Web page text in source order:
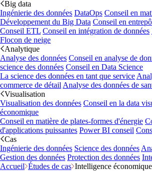
Big data
Ingénierie des données DataOps Conseil en
Développement du Big Data Conseil en
Conseil ETL Conseil en intégration de données
Flocon de neige
Analytique
Analyse des données Conseil en analyse de
science des données Conseil en Data Science
La science des données en tant que service
commerce de détail Analyse des données de
Visualisation
Visualisation des données Conseil en la data
économique
Conseil en matière de plates-formes d'énergie
d'applications puissantes Power BI conseil
Cas
Ingénierie des données Science des données
Gestion des données Protection des données
Accueil Études de cas Intelligence économique